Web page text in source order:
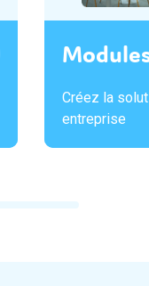
Créez la
entreprise